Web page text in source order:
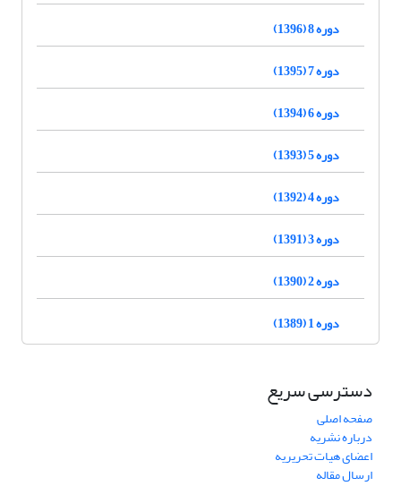
دوره 8 (1396)
دوره 7 (1395)
دوره 6 (1394)
دوره 5 (1393)
دوره 4 (1392)
دوره 3 (1391)
دوره 2 (1390)
دوره 1 (1389)
دسترسی سریع
صفحه اصلی
درباره نشریه
اعضای هیات تحریریه
ارسال مقاله